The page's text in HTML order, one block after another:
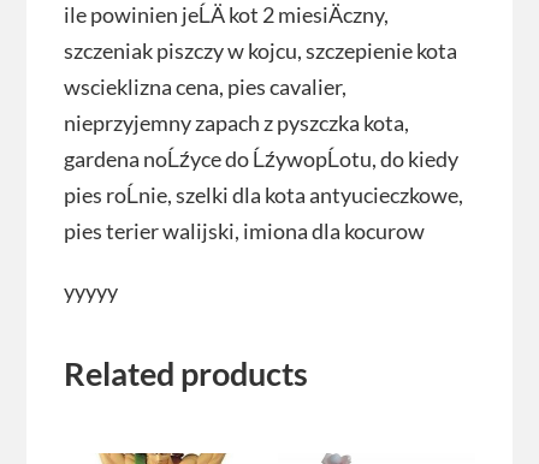
ile powinien jeĹÄ kot 2 miesiÄczny,
szczeniak piszczy w kojcu, szczepienie kota
wscieklizna cena, pies cavalier,
nieprzyjemny zapach z pyszczka kota,
gardena noĹźyce do ĹźywopĹotu, do kiedy
pies roĹnie, szelki dla kota antyucieczkowe,
pies terier walijski, imiona dla kocurow
yyyyy
Related products